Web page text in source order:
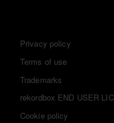
Privacy policy
Terms of use
Trademarks
rekordbox END USER
Cookie policy